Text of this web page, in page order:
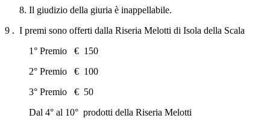
Il giudizio della giuria è inappellabile.
9 . I premi sono offerti dalla Riseria Melotti di Isola della Scala
1° Premio € 150
2° Premio € 100
3° Premio € 50
Dal 4° al 10° prodotti della Riseria Melotti